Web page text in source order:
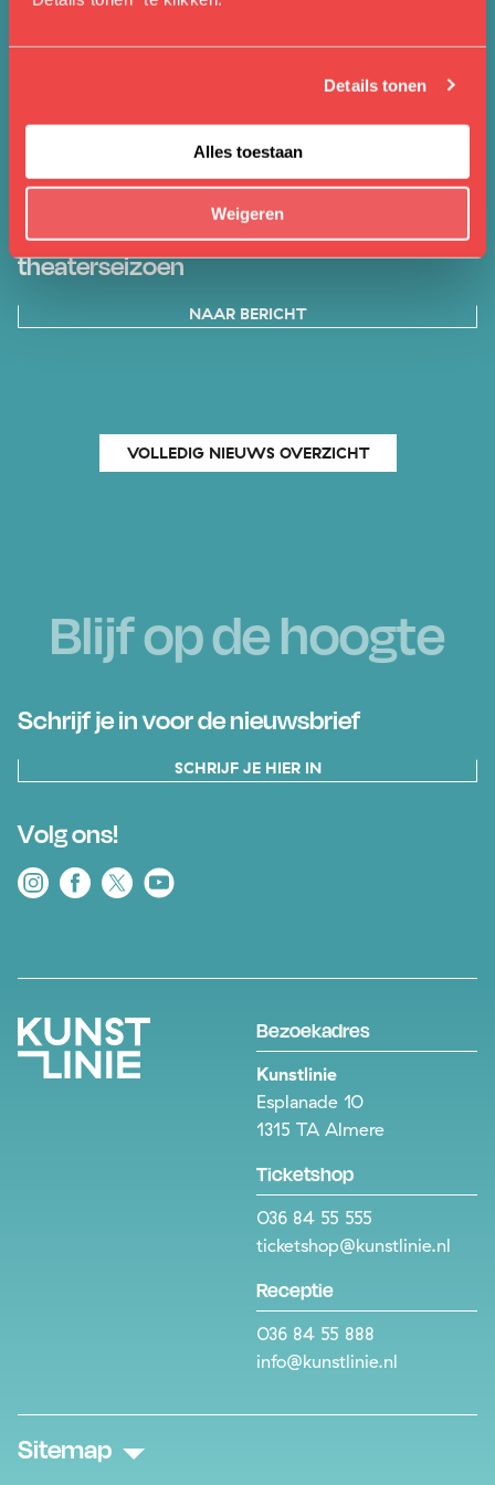
Details tonen
Alles toestaan
Weigeren
08 MEI 2026 NIEUWS
Belangrijke data voor jouw nieuwe
theaterseizoen
NAAR BERICHT
VOLLEDIG NIEUWS OVERZICHT
Blijf op de hoogte
Schrijf je in voor de nieuwsbrief
SCHRIJF JE HIER IN
Volg ons!
Bezoekadres
Kunstlinie
Esplanade 10
1315 TA Almere
Ticketshop
036 84 55 555
ticketshop@kunstlinie.nl
Receptie
036 84 55 888
info@kunstlinie.nl
Sitemap